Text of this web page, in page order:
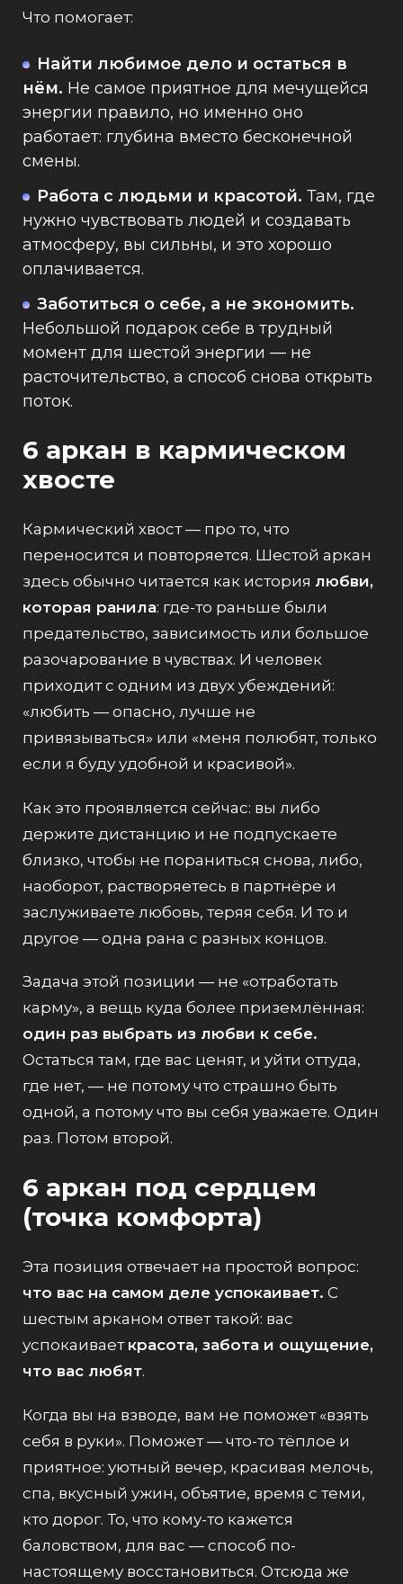
Что помогает:
Найти любимое дело и остаться в
нём. Не самое приятное для мечущейся
энергии правило, но именно оно
работает: глубина вместо бесконечной
смены.
Работа с людьми и красотой. Там, где
нужно чувствовать людей и создавать
атмосферу, вы сильны, и это хорошо
оплачивается.
Заботиться о себе, а не экономить.
Небольшой подарок себе в трудный
момент для шестой энергии — не
расточительство, а способ снова открыть
поток.
6 аркан в кармическом
хвосте
Кармический хвост — про то, что
переносится и повторяется. Шестой аркан
здесь обычно читается как история любви,
которая ранила: где-то раньше были
предательство, зависимость или большое
разочарование в чувствах. И человек
приходит с одним из двух убеждений:
«любить — опасно, лучше не
привязываться» или «меня полюбят, только
если я буду удобной и красивой».
Как это проявляется сейчас: вы либо
держите дистанцию и не подпускаете
близко, чтобы не пораниться снова, либо,
наоборот, растворяетесь в партнёре и
заслуживаете любовь, теряя себя. И то и
другое — одна рана с разных концов.
Задача этой позиции — не «отработать
карму», а вещь куда более приземлённая:
один раз выбрать из любви к себе.
Остаться там, где вас ценят, и уйти оттуда,
где нет, — не потому что страшно быть
одной, а потому что вы себя уважаете. Один
раз. Потом второй.
6 аркан под сердцем
(точка комфорта)
Эта позиция отвечает на простой вопрос:
что вас на самом деле успокаивает. С
шестым арканом ответ такой: вас
успокаивает красота, забота и ощущение,
что вас любят.
Когда вы на взводе, вам не поможет «взять
себя в руки». Поможет — что-то тёплое и
приятное: уютный вечер, красивая мелочь,
спа, вкусный ужин, объятие, время с теми,
кто дорог. То, что кому-то кажется
баловством, для вас — способ по-
настоящему восстановиться. Отсюда же